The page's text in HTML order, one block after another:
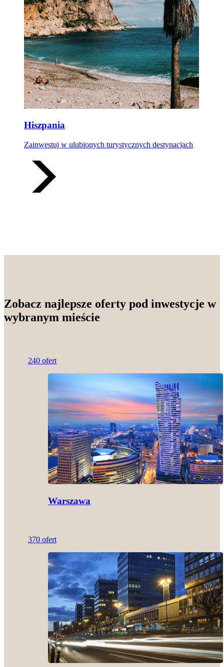
Hiszpania
Zainwestuj w ulubionych turystycznych destynacjach
Zobacz najlepsze oferty pod inwestycje w
wybranym mieście
240 ofert
Warszawa
370 ofert